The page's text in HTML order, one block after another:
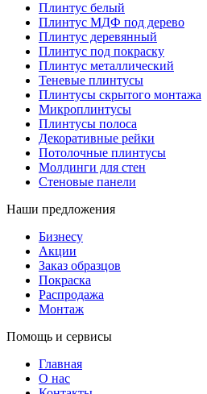
Плинтус белый
Плинтус МДФ под дерево
Плинтус деревянный
Плинтус под покраску
Плинтус металлический
Теневые плинтусы
Плинтусы скрытого монтажа
Микроплинтусы
Плинтусы полоса
Декоративные рейки
Потолочные плинтусы
Молдинги для стен
Стеновые панели
Наши предложения
Бизнесу
Акции
Заказ образцов
Покраска
Распродажа
Монтаж
Помощь и сервисы
Главная
О нас